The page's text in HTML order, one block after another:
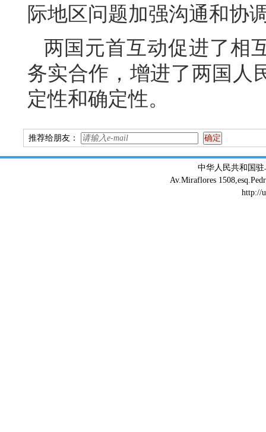
际地区问题加强沟通和协
两国元首互动促进了相
务实合作，增进了两国人
定性和确定性。
推荐给朋友：
中华人民共和国
Av.Miraflores
http://